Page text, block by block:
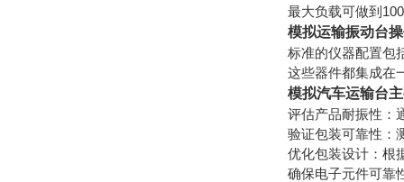
最大负载可做到
模拟运输振动台
标准的仪器配置包
这些器件都集成在
模拟汽车运输台
评估产品耐振性：
验证包装可靠性：
优化包装设计：根
确保电子元件可靠